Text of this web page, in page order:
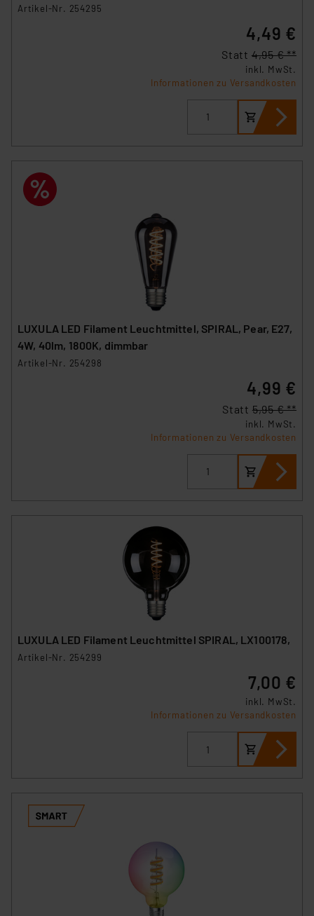
Beurteilung der mit der Datenübermittlung,
Artikel-Nr. 254295
4,49 €
Statt 4,95 € **
inkl. MwSt.
Informationen zu Versandkosten
LUXULA LED Filament Leuchtmittel, SPIRAL, Pear, E27,
4W, 40lm, 1800K, dimmbar
Artikel-Nr. 254298
4,99 €
Statt 5,95 € **
inkl. MwSt.
Informationen zu Versandkosten
LUXULA LED Filament Leuchtmittel SPIRAL, LX100178,
Artikel-Nr. 254299
7,00 €
inkl. MwSt.
Informationen zu Versandkosten